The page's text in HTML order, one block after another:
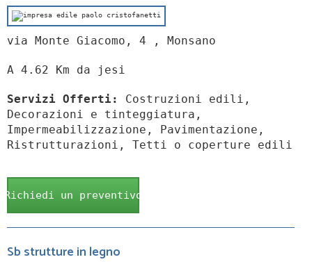
via Monte Giacomo, 4 , Monsano
A 4.62 Km da jesi
Servizi Offerti:
Costruzioni edili,
Decorazioni e tinteggiatura,
Impermeabilizzazione, Pavimentazione,
Ristrutturazioni, Tetti o coperture edili
Richiedi un preventivo
Sb strutture in legno